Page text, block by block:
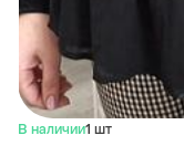
В наличии1 шт